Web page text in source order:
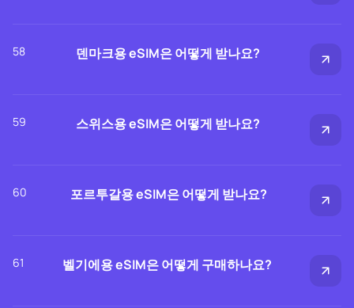
58 덴마크용 eSIM은 어떻게 받나요?
59 스위스용 eSIM은 어떻게 받나요?
60 포르투갈용 eSIM은 어떻게 받나요?
61 벨기에용 eSIM은 어떻게 구매하나요?